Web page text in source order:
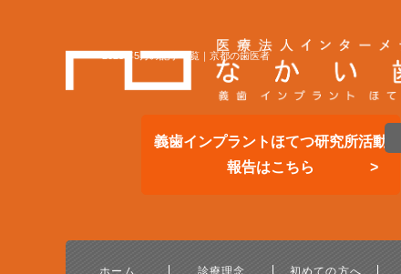
義歯インプラントほてつ研究所活動
報告はこちら
2025年5月の記事一覧｜京都の歯医者